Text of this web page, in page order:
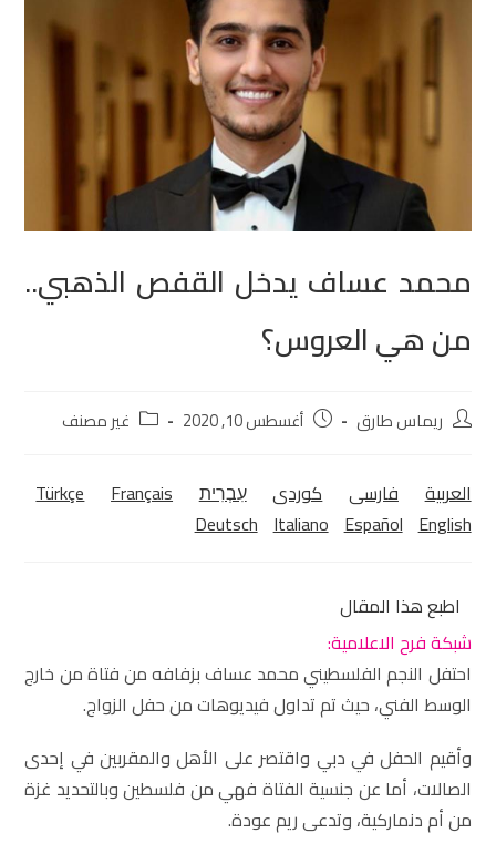
محمد عساف يدخل القفص الذهبي..
من هي العروس؟
ريماس طارق أغسطس 10, 2020 غير مصنف
العربية فارسی كوردی‎ עִבְרִית Türkçe
Français
Deutsch Italiano Español English
اطبع هذا المقال
شبكة فرح الاعلامية:
احتفل النجم الفلسطيني محمد عساف بزفافه من فتاة من خارج
الوسط الفني، حيث تم تداول فيديوهات من حفل الزواج.
وأقيم الحفل في دبي واقتصر على الأهل والمقربين في إحدى
الصالات، أما عن جنسية الفتاة فهي من فلسطين وبالتحديد غزة
من أم دنماركية، وتدعى ريم عودة.